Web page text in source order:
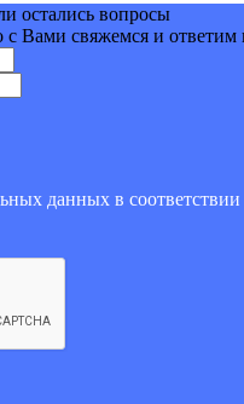
остались вопросы
с Вами свяжемся и
данных в